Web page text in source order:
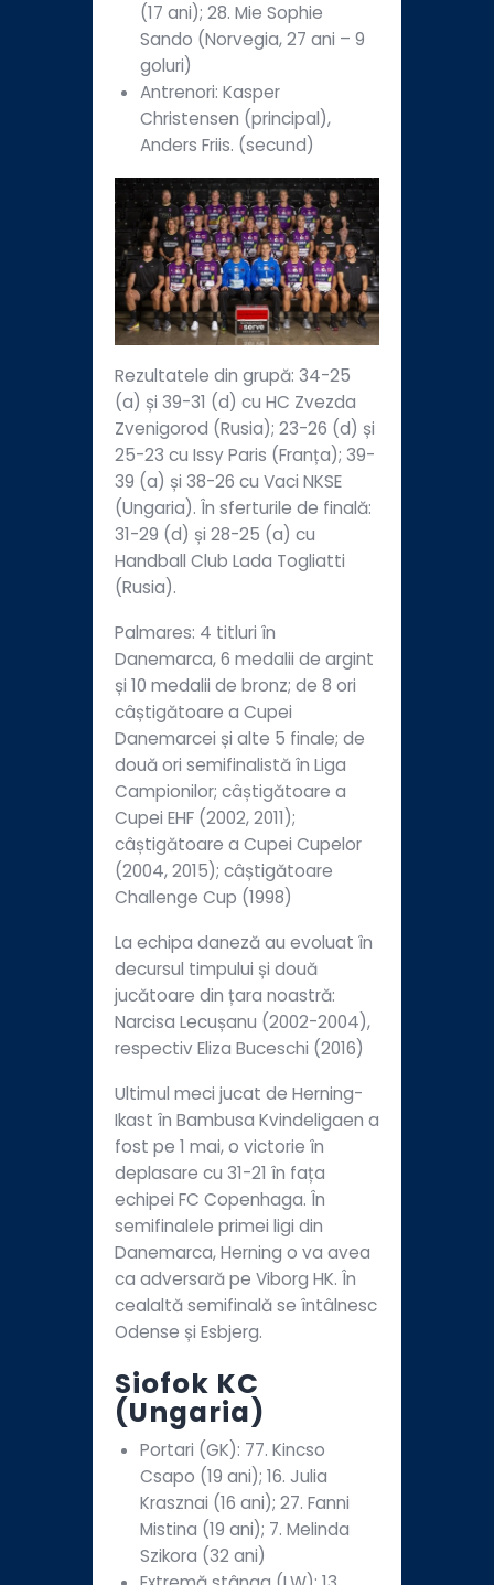
(17 ani); 28. Mie Sophie
Sando (Norvegia, 27 ani – 9
goluri)
Antrenori: Kasper
Christensen (principal),
Anders Friis. (secund)
Rezultatele din grupă: 34-25
(a) și 39-31 (d) cu HC Zvezda
Zvenigorod (Rusia); 23-26 (d) și
25-23 cu Issy Paris (Franța); 39-
39 (a) și 38-26 cu Vaci NKSE
(Ungaria). În sferturile de finală:
31-29 (d) și 28-25 (a) cu
Handball Club Lada Togliatti
(Rusia).
Palmares: 4 titluri în
Danemarca, 6 medalii de argint
și 10 medalii de bronz; de 8 ori
câștigătoare a Cupei
Danemarcei și alte 5 finale; de
două ori semifinalistă în Liga
Campionilor; câștigătoare a
Cupei EHF (2002, 2011);
câștigătoare a Cupei Cupelor
(2004, 2015); câștigătoare
Challenge Cup (1998)
La echipa daneză au evoluat în
decursul timpului și două
jucătoare din țara noastră:
Narcisa Lecușanu (2002-2004),
respectiv Eliza Buceschi (2016)
Ultimul meci jucat de Herning-
Ikast în Bambusa Kvindeligaen a
fost pe 1 mai, o victorie în
deplasare cu 31-21 în fața
echipei FC Copenhaga. În
semifinalele primei ligi din
Danemarca, Herning o va avea
ca adversară pe Viborg HK. În
cealaltă semifinală se întâlnesc
Odense și Esbjerg.
Siofok KC
(Ungaria)
Portari (GK): 77. Kincso
Csapo (19 ani); 16. Julia
Krasznai (16 ani); 27. Fanni
Mistina (19 ani); 7. Melinda
Szikora (32 ani)